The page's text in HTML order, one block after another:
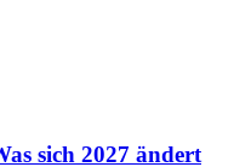
sich 2027 ändert